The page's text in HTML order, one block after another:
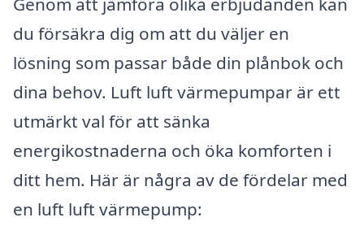
du försäkra dig om att du väljer en
lösning som passar både din plånbok och
dina behov. Luft luft värmepumpar är ett
utmärkt val för att sänka
energikostnaderna och öka komforten i
ditt hem. Här är några av de fördelar med
en luft luft värmepump: